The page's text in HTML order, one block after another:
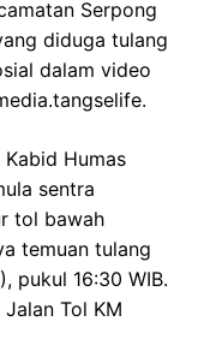
Serpong
diduga tulang
dalam video
Humas
sentra
tol bawah
temuan tulang
pukul 16:30 WIB.
Tol KM